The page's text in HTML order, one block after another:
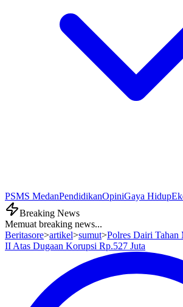
PSMS MedanPendidikanOpiniGaya Hidup
Breaking News
Memuat breaking news...
Beritasore>artikel>sumut>Polres Dairi Tahan
II Atas Dugaan Korupsi Rp.527 Juta